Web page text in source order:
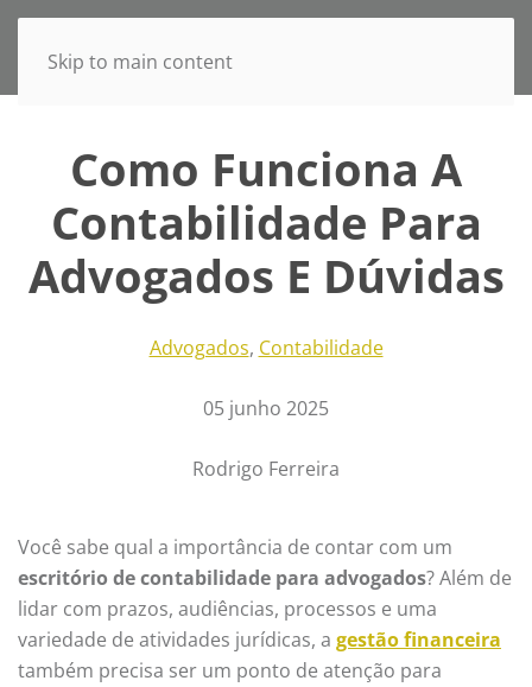
Skip to main content
Como Funciona A
Contabilidade Para
Advogados E Dúvidas
Advogados, Contabilidade
05 junho 2025
Rodrigo Ferreira
Você sabe qual a importância de contar com um
escritório de contabilidade para advogados? Além de
lidar com prazos, audiências, processos e uma
variedade de atividades jurídicas, a gestão financeira
também precisa ser um ponto de atenção para